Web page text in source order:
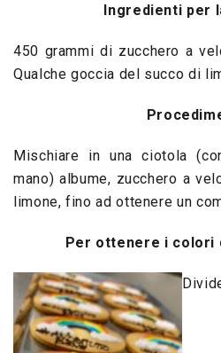
Ingredienti per
450 grammi di zucchero a
Qualche goccia del succo di
Mischiare in una ciotola
mano) albume, zucchero a
limone, fino ad ottenere un
Per ottenere i colori